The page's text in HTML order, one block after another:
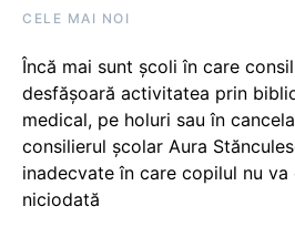
CELE MAI NOI
Încă mai sunt școli în care
desfășoară activitatea prin
medical, pe holuri sau în
consilierul școlar Aura
inadecvate în care copilul nu va
niciodată